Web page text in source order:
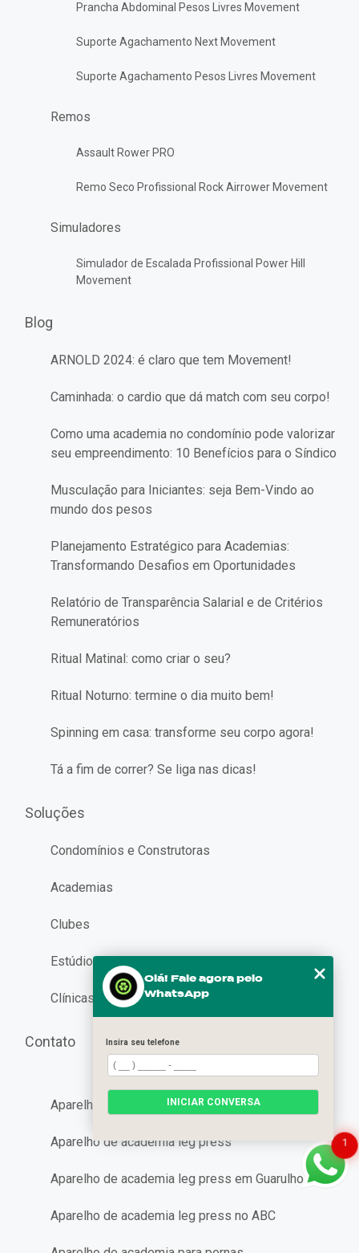
Prancha Abdominal Pesos Livres Movement
Suporte Agachamento Next Movement
Suporte Agachamento Pesos Livres Movement
Remos
Assault Rower PRO
Remo Seco Profissional Rock Airrower Movement
Simuladores
Simulador de Escalada Profissional Power Hill
Movement
Blog
ARNOLD 2024: é claro que tem Movement!
Caminhada: o cardio que dá match com seu corpo!
Como uma academia no condomínio pode valorizar
seu empreendimento: 10 Benefícios para o Síndico
Musculação para Iniciantes: seja Bem-Vindo ao
mundo dos pesos
Planejamento Estratégico para Academias:
Transformando Desafios em Oportunidades
Relatório de Transparência Salarial e de Critérios
Remuneratórios
Ritual Matinal: como criar o seu?
Ritual Noturno: termine o dia muito bem!
Spinning em casa: transforme seu corpo agora!
Tá a fim de correr? Se liga nas dicas!
Soluções
Condomínios e Construtoras
Academias
Clubes
Estúdios e Boxes
Clínicas e Hospitais
Contato
Aparelho de academia leg
Aparelho de academia leg press
Aparelho de academia leg press em Guarulhos
Aparelho de academia leg press no ABC
1
Olá! Fale agora pelo
WhatsApp
Insira seu telefone
INICIAR CONVERSA